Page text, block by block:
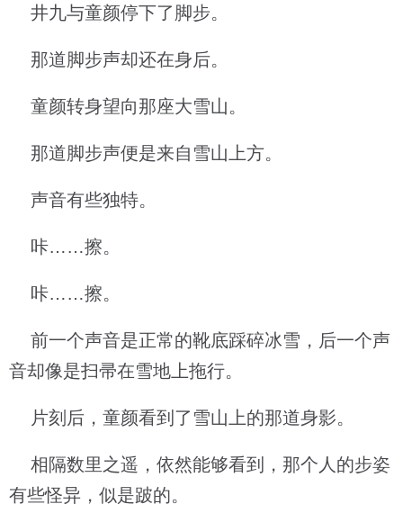
井九与童颜停下了脚步。
那道脚步声却还在身后。
童颜转身望向那座大雪山。
那道脚步声便是来自雪山上方。
声音有些独特。
咔……擦。
咔……擦。
前一个声音是正常的靴底踩碎冰雪，后一个声
音却像是扫帚在雪地上拖行。
片刻后，童颜看到了雪山上的那道身影。
相隔数里之遥，依然能够看到，那个人的步姿
有些怪异，似是跛的。